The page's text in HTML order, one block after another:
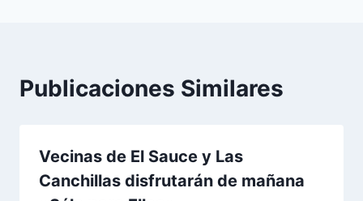
Publicaciones Similares
Vecinas de El Sauce y Las
Canchillas disfrutarán de mañana